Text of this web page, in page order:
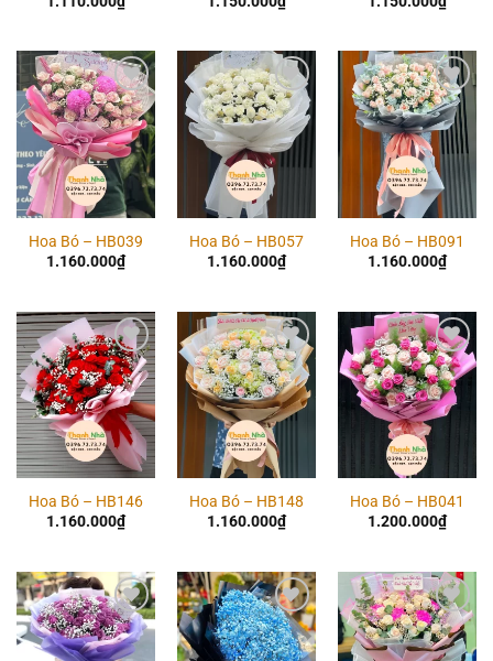
Add to
wishlist
Hoa Bó – HB039
1.160.000₫
Add to
wishlist
Hoa Bó – HB057
1.160.000₫
Add to
wishlist
Hoa Bó – HB091
1.160.000₫
Add to
wishlist
Hoa Bó – HB146
1.160.000₫
Add to
wishlist
Hoa Bó – HB148
1.160.000₫
Add to
wishlist
Hoa Bó – HB041
1.200.000₫
Add to
wishlist
Add to
wishlist
Add to
wishlist